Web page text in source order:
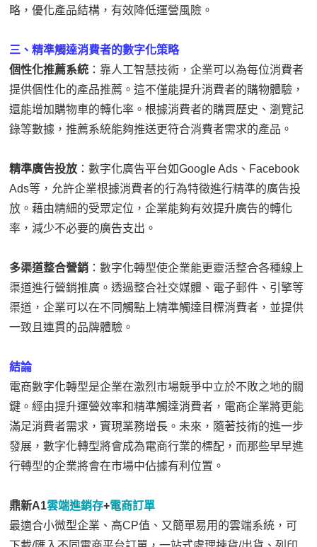
略，優化產品結構，有效降低運營風險。
三、精準觸達消費者的數字化策略
個性化推薦系統 ：靠人工智慧技術，企業可以為每位消費者
提供個性化的產品推薦。這不僅能提升消費者的購物體驗，
還能增加購物車的轉化率。根據消費者的購買歷史、瀏覽記
錄等數據，推薦系統能夠推送更符合消費者需求的產品。
精準廣告投放 ：數字化廣告平台如Google Ads、Facebook
Ads等，允許企業根據消費者的行為特徵進行精準的廣告投
放。藉由精細的受眾定位，企業能夠有效提升廣告的轉化
率，減少不必要的廣告支出。
多渠道整合營銷 ：數字化轉型使企業能更靈活整合各種線上
渠道進行營銷推廣。透過整合社交媒體、電子郵件、引擎等
渠道，企業可以在不同觸點上精準觸達目標消費者，並提供
一致且連貫的品牌體驗。
結論
電商數字化轉型是企業在激烈市場競爭中立於不敗之地的關
鍵。經由提升運營效率和精準觸達消費者，電商企業將更能
滿足消費者需求，實現業務增長。未來，隨著技術的進一步
發展，數字化轉型將會成為電商行業的標配，而那些早早進
行轉型的企業將會在市場中佔據有利位置。
鼎新A1雲端進銷存+電商訂單
最適合小微型企業、高CP值、又簡單易用的雲端系統，可